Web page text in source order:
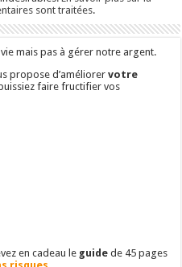
sont traitées.
mais pas à gérer notre argent.
propose d’améliorervotre
faire fructifier vos
en cadeau le guide de 45 pages